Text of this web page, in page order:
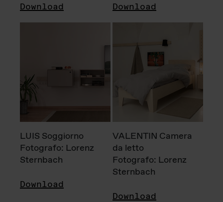
Download Download
LUIS Soggiorno
Fotografo: Lorenz
Sternbach
Download
VALENTIN Camera
da letto
Fotografo: Lorenz
Sternbach
Download